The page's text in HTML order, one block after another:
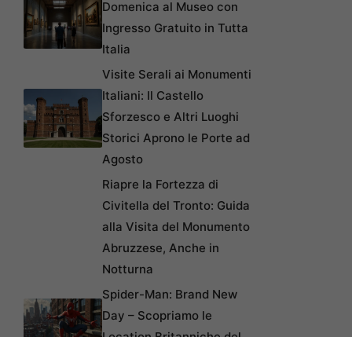
Domenica al Museo con
Ingresso Gratuito in Tutta
Italia
Visite Serali ai Monumenti
Italiani: Il Castello
Sforzesco e Altri Luoghi
Storici Aprono le Porte ad
Agosto
Riapre la Fortezza di
Civitella del Tronto: Guida
alla Visita del Monumento
Abruzzese, Anche in
Notturna
Spider-Man: Brand New
Day – Scopriamo le